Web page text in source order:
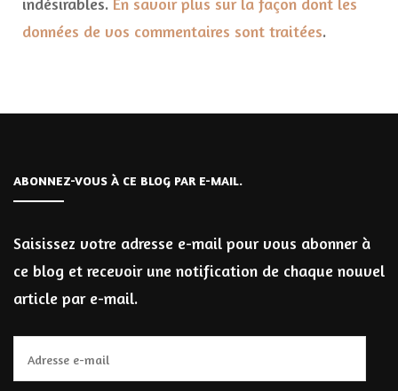
données de vos commentaires sont traitées.
ABONNEZ-VOUS À CE BLOG PAR E-MAIL.
Saisissez votre adresse e-mail pour vous abonner à
ce blog et recevoir une notification de chaque nouvel
article par e-mail.
e-